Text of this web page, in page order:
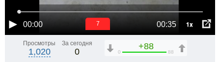
00:00 00:35 1x
6
Просмотры
1,020
За сегодня
0
+88
0 88